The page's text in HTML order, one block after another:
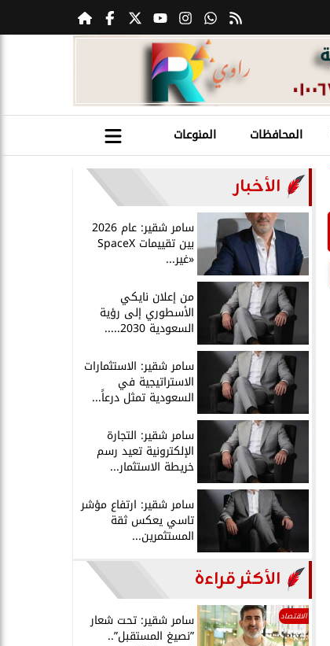
المحافظات المنوعات
الأخبار
سامر شقير: عام 2026
بين تقييمات SpaceX
«غير...
من إعلان نايكي
الأسطوري إلى رؤية
السعودية 2030.....
سامر شقير: الاستثمارات
الاستراتيجية في
السعودية تمثل درعاً...
سامر شقير: التجارة
الإلكترونية تعيد رسم
خريطة الاستثمار...
سامر شقير: ارتفاع مؤشر
تاسي يعكس ثقة
المستثمرين...
الأكثر قراءة
الاقتصاد سامر شقير: تحت شعار
”نصيغ المستقبل”..